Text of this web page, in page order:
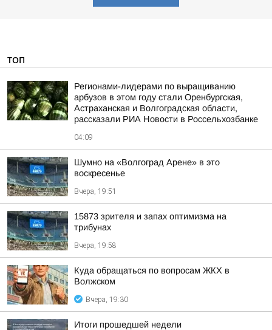
ТОП
Регионами-лидерами по выращиванию
арбузов в этом году стали Оренбургская,
Астраханская и Волгоградская области,
рассказали РИА Новости в Россельхозбанке
04:09
Шумно на «Волгоград Арене» в это
воскресенье
Вчера, 19:51
15873 зрителя и запах оптимизма на
трибунах
Вчера, 19:58
Куда обращаться по вопросам ЖКХ в
Волжском
Вчера, 19:30
Итоги прошедшей недели